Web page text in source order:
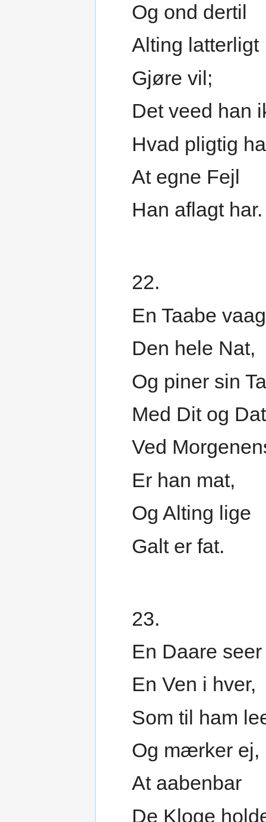
Og ond dertil
Alting latterligt
Gjøre vil;
Det veed han
Hvad pligtig
At egne Fejl
Han aflagt har.
22.
En Taabe
Den hele Nat,
Og piner sin
Med Dit og
Ved
Er han mat,
Og Alting lige
Galt er fat.
23.
En Daare seer
En Ven i hver,
Som til ham
Og mærker ej,
At aabenbar
De Kloge